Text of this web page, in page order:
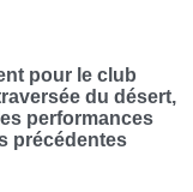
pour le club
du désert,
performances
précédentes